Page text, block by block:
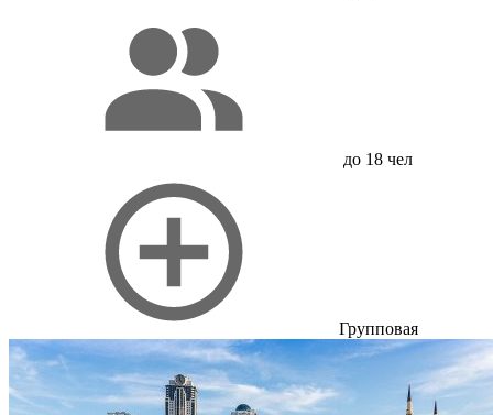
до 18 чел
Групповая